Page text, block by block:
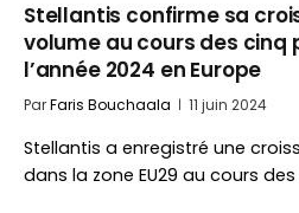
Stellantis confirme sa
volume au cours des cinq
l’année 2024 en Europe
ParFaris Bouchaala 11 juin 2024
Stellantis a enregistré une
dans la zone EU29 au cours